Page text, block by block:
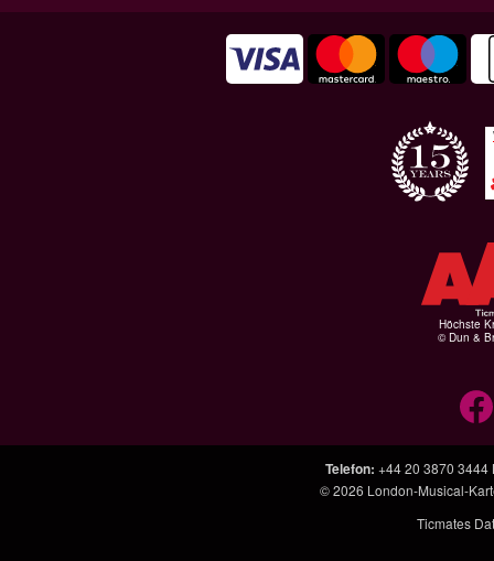
Höchste
© Dun &
Telefon: +44 20 3870 3444
© 2026 London-Musical-
Ticmates